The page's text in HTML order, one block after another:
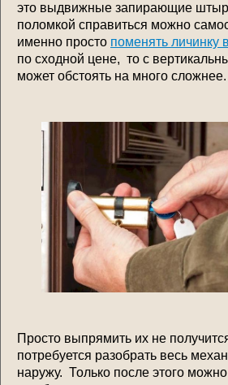
это выдвижные запирающие
поломкой справиться можно
именно просто поменять личинку
по сходной цене, то с
может обстоять на много сложнее.
Просто выпрямить их не
потребуется разобрать весь
наружу. Только после этого